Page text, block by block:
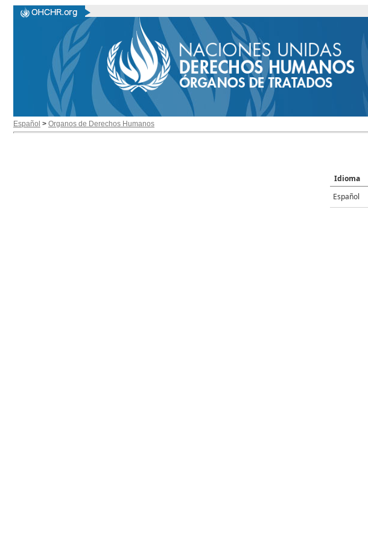
Español > Organos de Derechos Humanos
Idioma
Español